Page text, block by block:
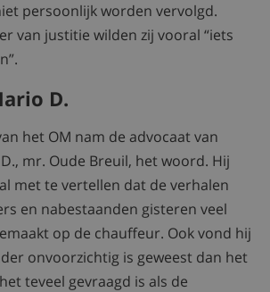
persoonlijk worden vervolgd.
van justitie wilden zij vooral “iets
D.
het OM nam de advocaat van
mr. Oude Breuil, het woord. Hij
met te vertellen dat de verhalen
en nabestaanden gisteren veel
op de chauffeur. Ook vond hij
onvoorzichtig is geweest dan het
teveel gevraagd is als de